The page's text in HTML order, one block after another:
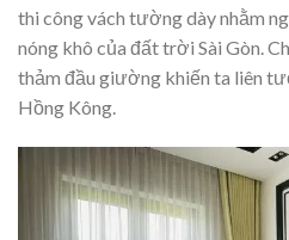
thi công vách tường dày nhằm
nóng khô của đất trời Sài Gòn.
thảm đầu giường khiến ta liên
Hồng Kông.